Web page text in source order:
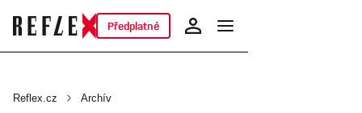
Předplatné
Reflex.cz Archív